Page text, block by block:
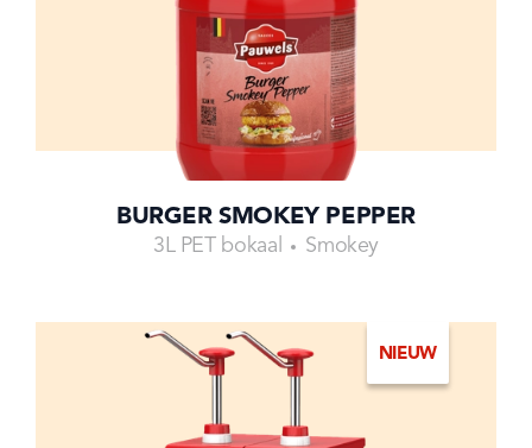
BURGER SMOKEY PEPPER
3L PET bokaal Smokey
NIEUW